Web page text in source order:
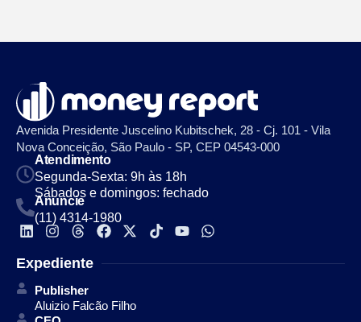
Avenida Presidente Juscelino Kubitschek, 28 - Cj. 101 - Vila
Nova Conceição, São Paulo - SP, CEP 04543-000
Atendimento
Segunda-Sexta: 9h às 18h
Sábados e domingos: fechado
Anuncie
(11) 4314-1980
Expediente
Publisher
Aluizio Falcão Filho